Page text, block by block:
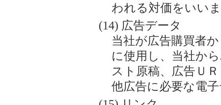
われる対価をいい
広告データ
当社が広告購買者
に使用し、当社か
スト原稿、広告Ｕ
他広告に必要な電